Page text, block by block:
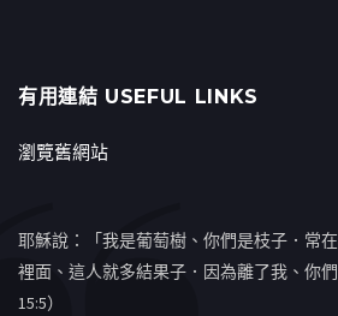
有用連結 USEFUL LINKS
瀏覽舊網站
耶穌說：「我是葡萄樹、你們是枝子．常
裡面、這人就多結果子．因為離了我、你
15:5）